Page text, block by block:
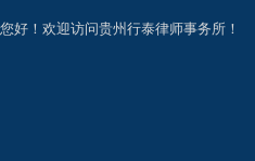
您好！欢迎访问贵州行泰律师事务所！